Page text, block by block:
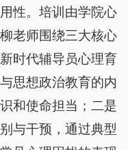
性。培训由学院心
老师围绕三大核心
时代辅导员心理育
思想政治教育的内
和使命担当；二是
与干预，通过典型